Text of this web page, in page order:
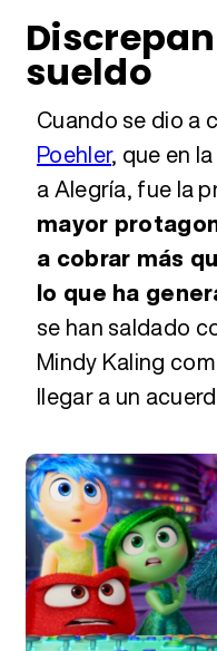
sueldo
Cuando se dio a
Poehler, que en
a Alegría, fue la
mayor
a cobrar más
lo que ha
se han saldado
Mindy Kaling
llegar a un